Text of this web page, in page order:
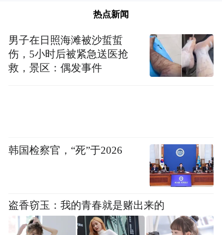
徐露比赛现场。中新网记者 安源 摄
当日下午，比赛现场下起了雨，但天气并未
对徐露的状态造成影响。“今天其实天气很
好，没有之前那么热，水面也比较平，所以
热点新闻
男子在日照海滩被沙蜇蜇
伤，5小时后被紧急送医抢
救，景区：偶发事件
韩国检察官，“死”于2026
盗香窃玉：我的青春就是赌出来的